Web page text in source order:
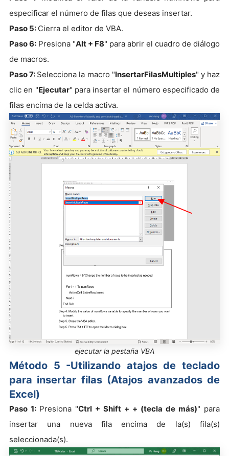
especificar el número de filas que deseas insertar.
Paso 5: Cierra el editor de VBA.
Paso 6: Presiona "Alt + F8" para abrir el cuadro de diálogo
de macros.
Paso 7: Selecciona la macro "InsertarFilasMultiples" y haz
clic en "Ejecutar" para insertar el número especificado de
filas encima de la celda activa.
ejecutar la pestaña VBA
Método 5 -Utilizando atajos de teclado
para insertar filas (Atajos avanzados de
Excel)
Paso 1: Presiona "Ctrl + Shift + + (tecla de más)" para
insertar una nueva fila encima de la(s) fila(s)
seleccionada(s).